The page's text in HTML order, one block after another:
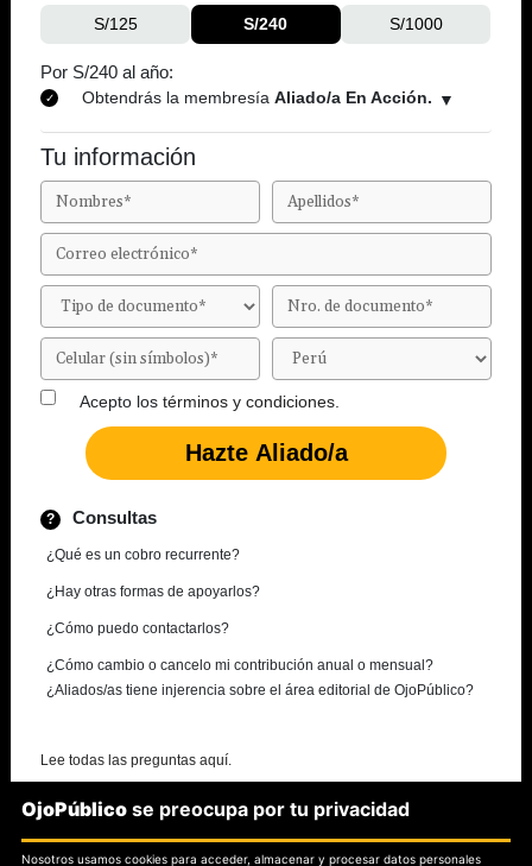
S/125 S/240 S/1000
Por S/240 al año:
Obtendrás la membresía Aliado/a En Acción.
Tu información
Acepto los términos y condiciones.
Consultas
¿Qué es un cobro recurrente?
¿Hay otras formas de apoyarlos?
¿Cómo puedo contactarlos?
¿Cómo cambio o cancelo mi contribución anual o mensual?
¿Aliados/as tiene injerencia sobre el área editorial de OjoPúblico?
Lee todas las preguntas aquí.
¿Necesitas más información?
OjoPúblico se preocupa por tu privacidad
Nosotros usamos cookies para acceder, almacenar y procesar datos personales